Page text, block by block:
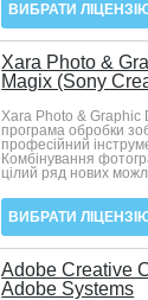
ВИБРАТИ
Xara Photo &
Magix (Sony
Xara Photo & Graphic
програма обробки
професійний
Комбінування
цілий ряд нових
ВИБРАТИ
Adobe Creative
Adobe Systems